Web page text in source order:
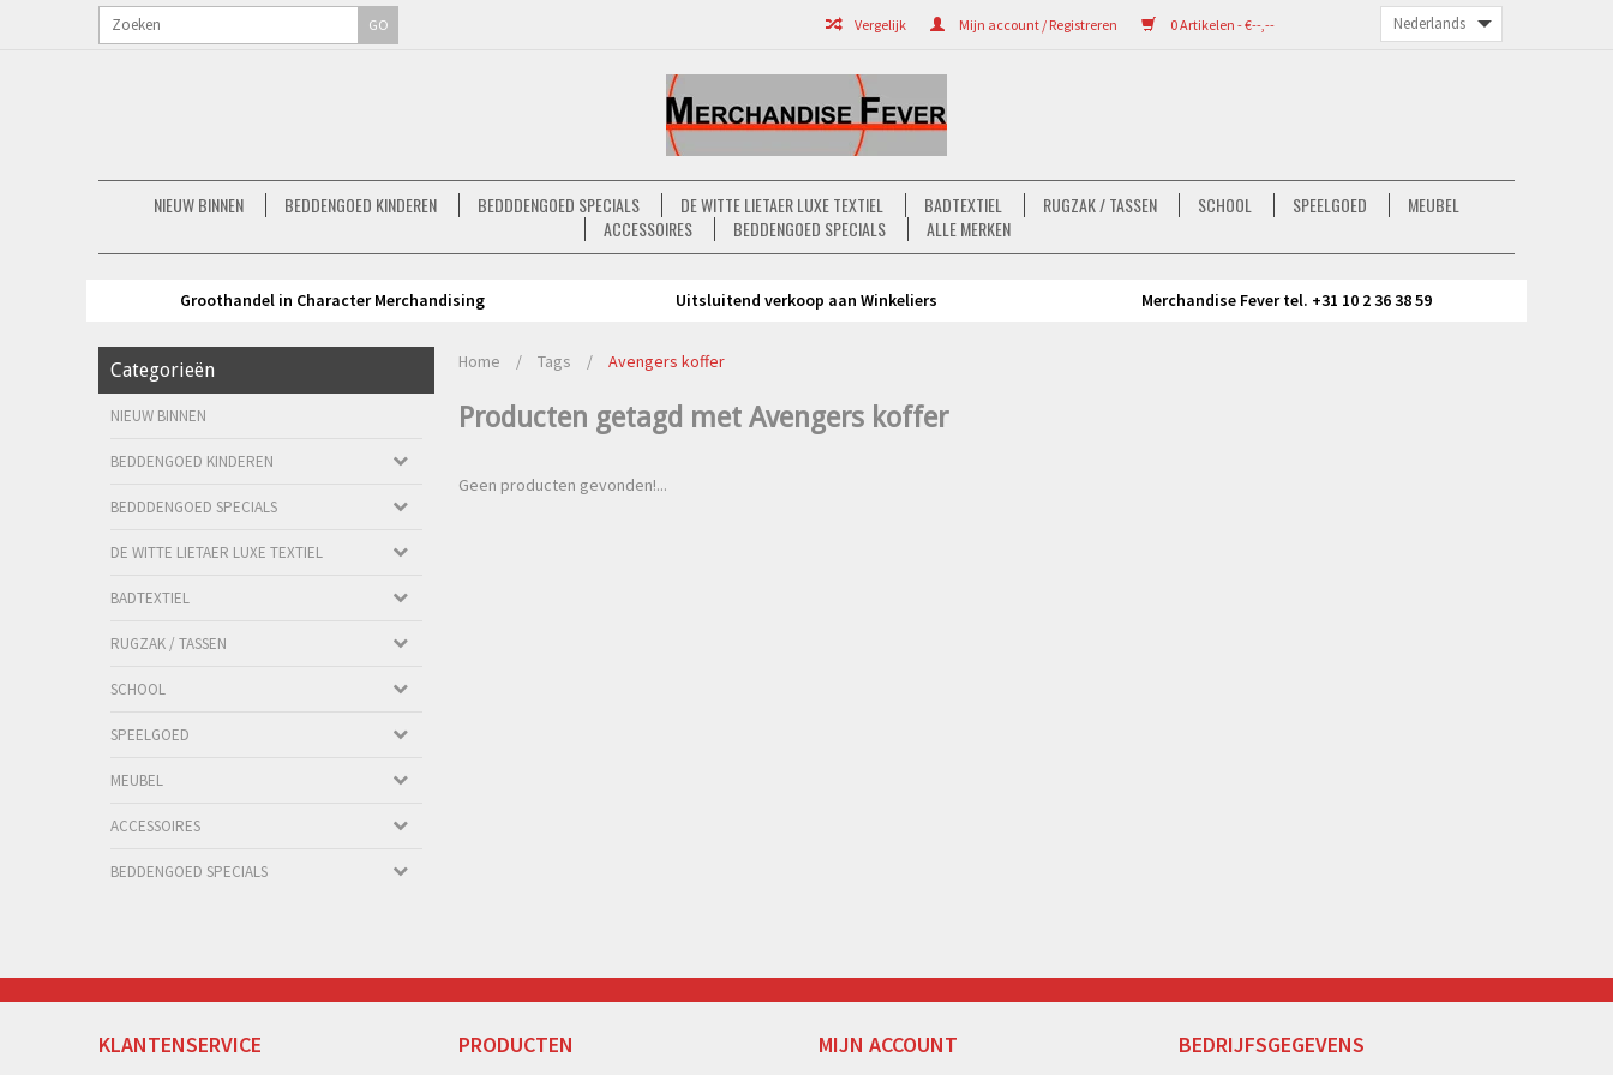
0 Artikelen - €--,--
Mijn account / Registreren
Vergelijk
GO
NIEUW BINNEN BEDDENGOED KINDEREN BEDDDENGOED SPECIALS DE WITTE LIETAER LUXE TEXTIEL BADTEXTIEL RUGZAK / TASSEN SCHOOL SPEELGOED
MEUBEL
ACCESSOIRES
BEDDENGOED SPECIALS ALLE MERKEN
Groothandel in Character Merchandising Uitsluitend verkoop aan Winkeliers Merchandise Fever tel. +31 10 2 36 38 59
Categorieën
NIEUW BINNEN
BEDDENGOED KINDEREN
BEDDDENGOED SPECIALS
DE WITTE LIETAER LUXE TEXTIEL
BADTEXTIEL
RUGZAK / TASSEN
SCHOOL
SPEELGOED
MEUBEL
ACCESSOIRES
BEDDENGOED SPECIALS
Home / Tags / Avengers koffer
Producten getagd met Avengers koffer
Geen producten gevonden!...
KLANTENSERVICE PRODUCTEN MIJN ACCOUNT BEDRIJFSGEGEVENS